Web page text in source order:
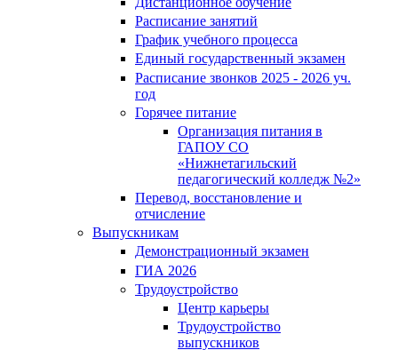
Расписание занятий
График учебного процесса
Единый государственный экзамен
Расписание звонков 2025 - 2026 уч.
год
Горячее питание
Организация питания в
ГАПОУ СО
«Нижнетагильский
педагогический колледж №2»
Перевод, восстановление и
отчисление
Выпускникам
Демонстрационный экзамен
ГИА 2026
Трудоустройство
Центр карьеры
Трудоустройство
выпускников